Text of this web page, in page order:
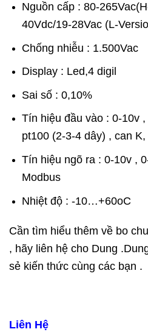
Nguồn cấp : 80-
40Vdc/19-28Vac (L-
Chống nhiễu : 1.500Vac
Display : Led,4 digil
Sai số : 0,10%
Tín hiệu đầu vào : 0-10v
pt100 (2-3-4 dây) , can
Tín hiệu ngõ ra : 0-10v ,
Modbus
Nhiệt độ : -10…+60oC
Cần tìm hiểu thêm về bo
, hãy liên hệ cho Dung
sẻ kiến thức cùng các bạn .
Liên Hệ